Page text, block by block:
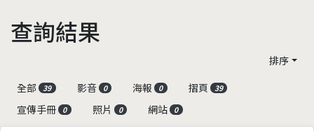
查詢結果
排序
全部
39 影音 0 海報 0 摺頁 39
宣傳手冊 0 照片 0 網站 0